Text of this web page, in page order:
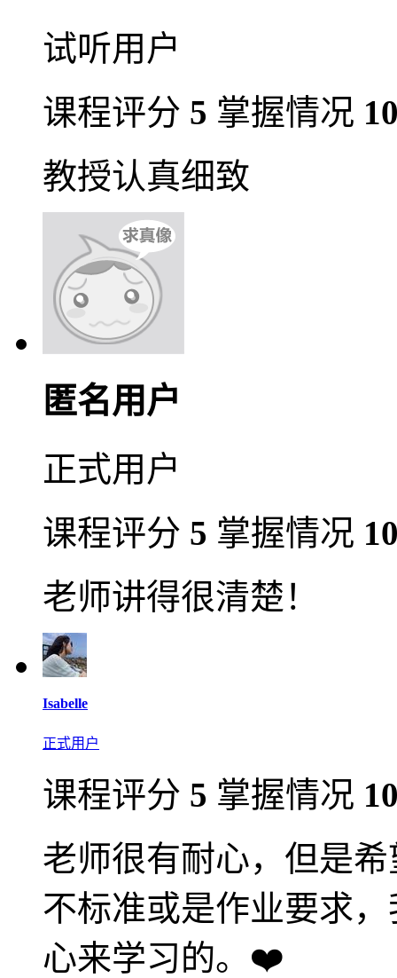
试听用户
课程评分 5 掌握情况
教授认真细致
匿名用户
正式用户
课程评分 5 掌握情况
老师讲得很清楚！
Isabelle
正式用户
课程评分 5 掌握情况
老师很有耐心，但是
不标准或是作业要求
心来学习的。❤️